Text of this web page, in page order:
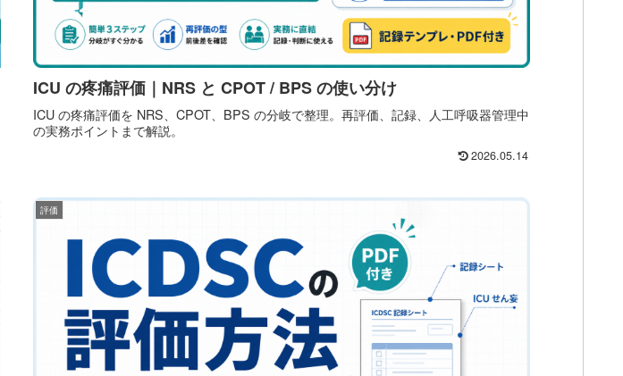
ICU の疼痛評価｜NRS と CPOT / BPS の使い分け
ICU の疼痛評価を NRS、CPOT、BPS の分岐で整理。再評価、記録、人工呼吸器管理中
の実務ポイントまで解説。
2026.05.14
評価